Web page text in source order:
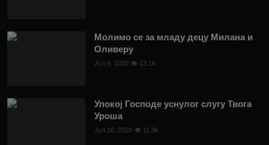
Молимо се за младу децу Милана и
Оливеру
Јул 9, 2020 13.1k
Упокој Господе уснулог слугу Твога
Уроша
Јул 16, 2020 11.8k